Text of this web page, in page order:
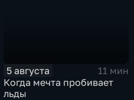
5 августа
11 мин
Когда мечта пробивает
льды